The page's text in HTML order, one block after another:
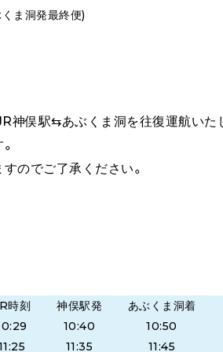
くま洞発最終便)
神俣駅⇆あぶくま洞を往復運航いた
のでご了承ください。
時刻 神俣駅発 あぶくま洞着
10:40 10:50
11:35 11:45